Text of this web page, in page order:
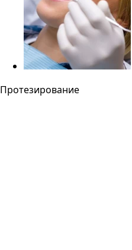
Протезирование